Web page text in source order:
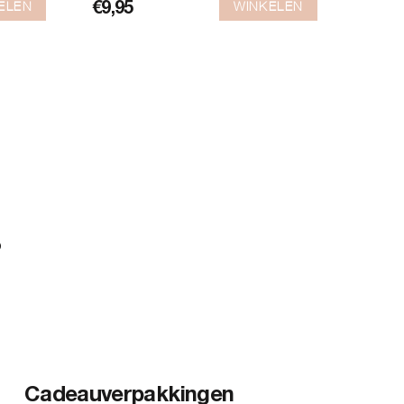
€9,95 WINKELEN
Cadeauverpakkingen